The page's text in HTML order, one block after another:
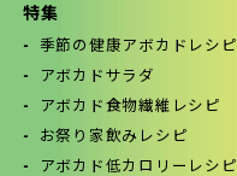
特集
季節の健康アボカドレシピ
アボカドサラダ
アボカド食物繊維レシピ
お祭り家飲みレシピ
アボカド低カロリーレシピ